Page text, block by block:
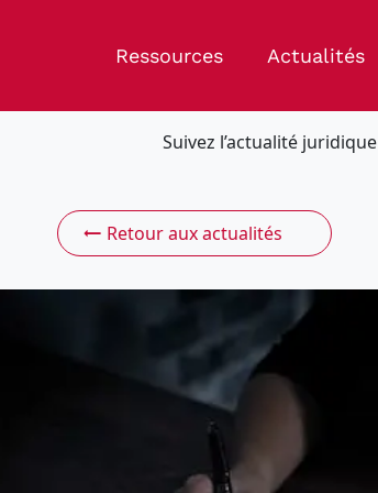
Ressources Actualités
Suivez l’actualité juridique
Retour aux actualités